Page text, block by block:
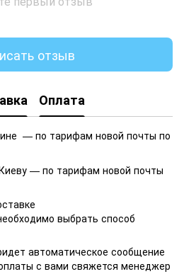
отзыв
Оплата
— по тарифам новой почты по
— по тарифам новой почты
выбрать способ
автоматическое сообщение
с вами свяжется менеджер